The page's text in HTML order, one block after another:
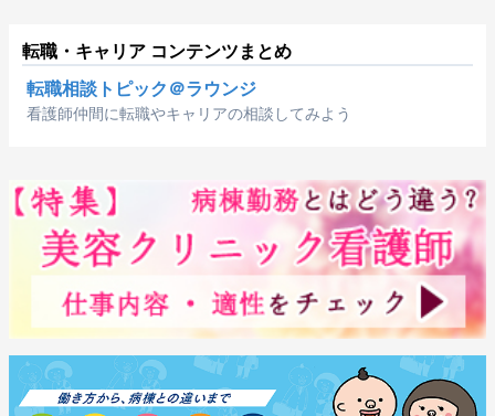
転職・キャリア コンテンツまとめ
転職相談トピック＠ラウンジ
看護師仲間に転職やキャリアの相談してみよう